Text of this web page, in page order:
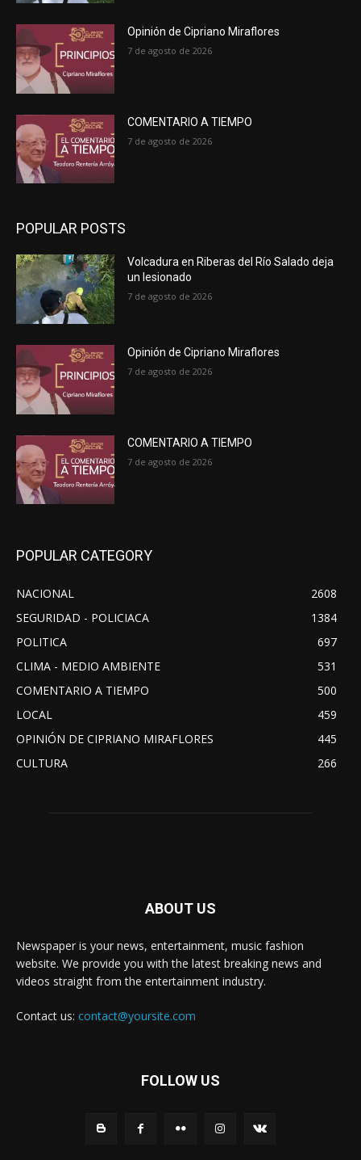
Opinión de Cipriano Miraflores
7 de agosto de 2026
COMENTARIO A TIEMPO
7 de agosto de 2026
POPULAR POSTS
Volcadura en Riberas del Río Salado deja
un lesionado
7 de agosto de 2026
Opinión de Cipriano Miraflores
7 de agosto de 2026
COMENTARIO A TIEMPO
7 de agosto de 2026
POPULAR CATEGORY
NACIONAL
2608
SEGURIDAD - POLICIACA
1384
POLITICA
697
CLIMA - MEDIO AMBIENTE
531
COMENTARIO A TIEMPO
500
LOCAL
459
OPINIÓN DE CIPRIANO MIRAFLORES
445
CULTURA
266
ABOUT US
Newspaper is your news, entertainment, music fashion
website. We provide you with the latest breaking news and
videos straight from the entertainment industry.
Contact us: contact@yoursite.com
FOLLOW US